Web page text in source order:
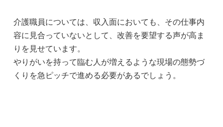
介護職員については、収入面においても、その仕事内
容に見合っていないとして、改善を要望する声が高ま
りを見せています。
やりがいを持って臨む人が増えるような現場の態勢づ
くりを急ピッチで進める必要があるでしょう。